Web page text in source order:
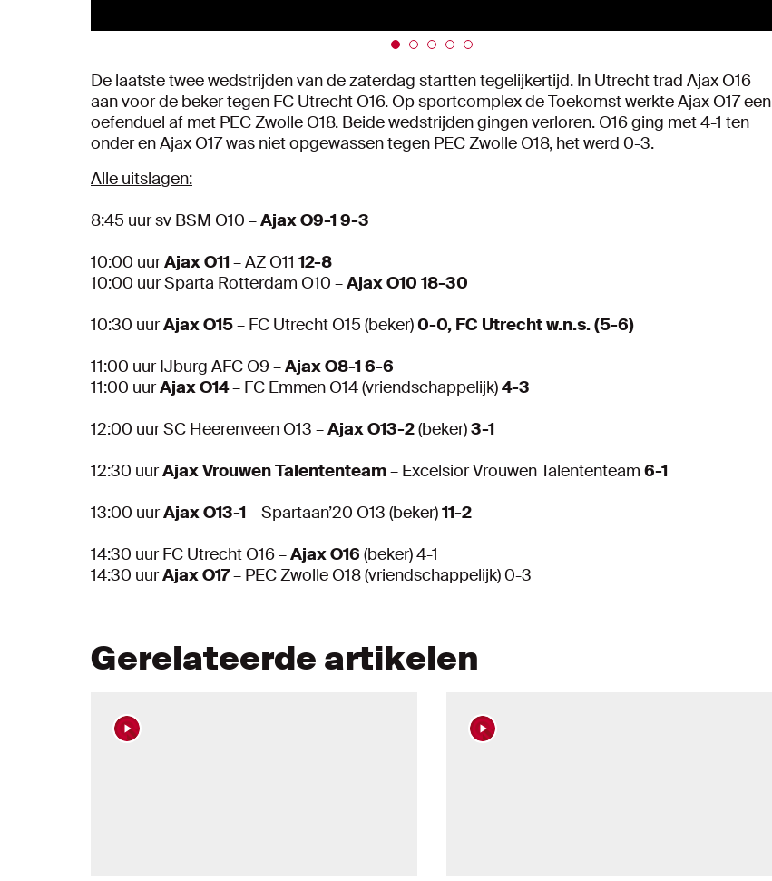
De laatste twee wedstrijden van de zaterdag startten tegelijkertijd. In Utrecht trad Ajax O16
aan voor de beker tegen FC Utrecht O16. Op sportcomplex de Toekomst werkte Ajax O17 een
oefenduel af met PEC Zwolle O18. Beide wedstrijden gingen verloren. O16 ging met 4-1 ten
onder en Ajax O17 was niet opgewassen tegen PEC Zwolle O18, het werd 0-3.
Alle uitslagen:
8:45 uur sv BSM O10 –Ajax O9-1 9-3
10:00 uurAjax O11– AZ O11 12-8
10:00 uur Sparta Rotterdam O10 –Ajax O10 18-30
10:30 uurAjax O15– FC Utrecht O15 (beker)0-0, FC Utrecht w.n.s. (5-6)
11:00 uur IJburg AFC O9 –Ajax O8-1 6-6
11:00 uurAjax O14– FC Emmen O14 (vriendschappelijk)4-3
12:00 uur SC Heerenveen O13 –Ajax O13-2(beker)3-1
12:30 uurAjax Vrouwen Talententeam– Excelsior Vrouwen Talententeam 6-1
13:00 uurAjax O13-1– Spartaan’20 O13 (beker)11-2
14:30 uur FC Utrecht O16 –Ajax O16 (beker) 4-1
14:30 uurAjax O17– PEC Zwolle O18 (vriendschappelijk) 0-3
Gerelateerde artikelen